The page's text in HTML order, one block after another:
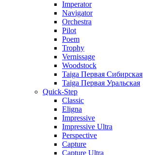
Imperator
Navigator
Orchestra
Pilot
Poem
Trophy
Vernissage
Woodstock
Taiga Первая Сибирская
Taiga Первая Уральская
Quick-Step
Classic
Eligna
Impressive
Impressive Ultra
Perspective
Capture
Capture Ultra